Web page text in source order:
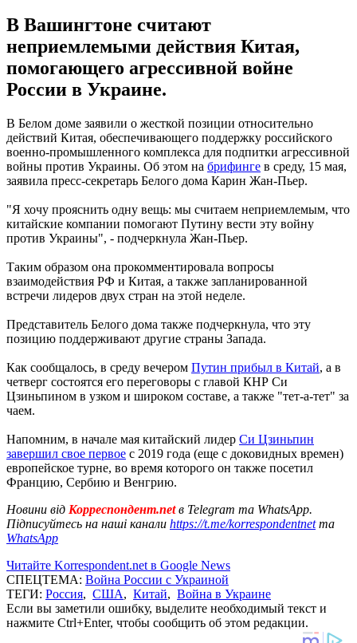
В Вашингтоне считают
неприемлемыми действия Китая,
помогающего агрессивной войне
России в Украине.
В Белом доме заявили о жесткой позиции относительно
действий Китая, обеспечивающего поддержку российского
военно-промышленного комплекса для подпитки агрессивной
войны против Украины. Об этом на брифинге в среду, 15 мая,
заявила пресс-секретарь Белого дома Карин Жан-Пьер.
"Я хочу прояснить одну вещь: мы считаем неприемлемым, что
китайские компании помогают Путину вести эту войну
против Украины", - подчеркнула Жан-Пьер.
Таким образом она прокомментировала вопросы
взаимодействия РФ и Китая, а также запланированной
встречи лидеров двух стран на этой неделе.
Представитель Белого дома также подчеркнула, что эту
позицию поддерживают другие страны Запада.
Как сообщалось, в среду вечером Путин прибыл в Китай, а в
четверг состоятся его переговоры с главой КНР Си
Цзиньпином в узком и широком составе, а также "тет-а-тет" за
чаем.
Напомним, в начале мая китайский лидер Си Цзиньпин
завершил свое первое с 2019 года (еще с доковидных времен)
европейское турне, во время которого он также посетил
Францию, Сербию и Венгрию.
Новини від Корреспондент.netв Telegram та WhatsApp.
Підписуйтесь на наші канали https://t.me/korrespondentnetта
WhatsApp
Читайте Korrespondent.net в Google News
СПЕЦТЕМА: Война России с Украиной
ТЕГИ: Россия, США, Китай, Война в Украине
Если вы заметили ошибку, выделите необходимый текст и
нажмите Ctrl+Enter, чтобы сообщить об этом редакции.